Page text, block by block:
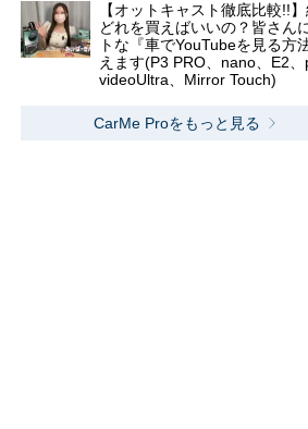
【オットキャスト徹底比較!!
どれを買えばいいの？皆さん
トな『車でYouTubeを見る方
えます(P3 PRO、nano、E2、
videoUltra、Mirror Touch)
CarMe Proをもっと見る